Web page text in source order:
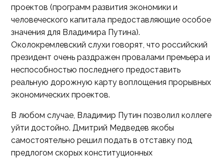
проектов (программ развития экономики и
человеческого капитала предоставляющие особое
значения для Владимира Путина).
Околокремлевский слухи говорят, что российский
президент очень раздражен провалами премьера и
неспособностью последнего предоставить
реальную дорожную карту воплощения прорывных
экономических проектов.
В любом случае, Владимир Путин позволил коллеге
уйти достойно. Дмитрий Медведев якобы
самостоятельно решил подать в отставку под
предлогом скорых конституционных